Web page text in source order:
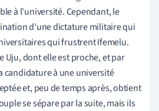
à l'université. Cependant, le
d'une dictature militaire qui
qui frustrent Ifemelu.
Uju, dont elle est proche, et par
candidature à une université
et, peu de temps après, obtient
se sépare par la suite, mais ils